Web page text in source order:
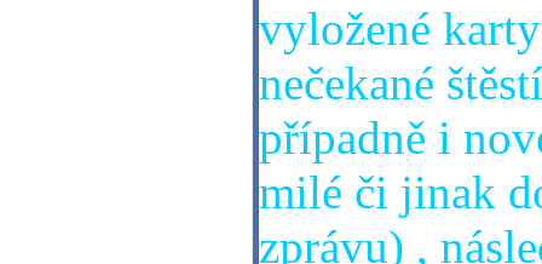
vyložené
nečekané
případně i
milé či jinak
zprávu) ,